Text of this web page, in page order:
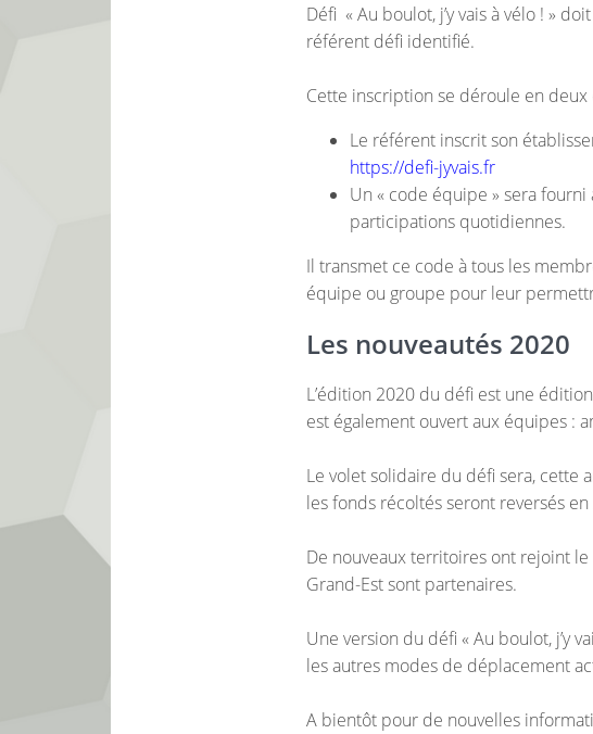
Défi « Au boulot, j’y vais à vélo ! »
référent défi identifié.
Cette inscription se déroule en deux
Le référent inscrit son
https://defi-jyvais.fr
Un « code équipe » sera
participations quotidiennes.
Il transmet ce code à tous les
équipe ou groupe pour leur
Les nouveautés 2020
L’édition 2020 du défi est une
est également ouvert aux équipes :
Le volet solidaire du défi sera, cette
les fonds récoltés seront reversés
De nouveaux territoires ont rejoint
Grand-Est sont partenaires.
Une version du défi « Au boulot, j’y
les autres modes de déplacement
A bientôt pour de nouvelles